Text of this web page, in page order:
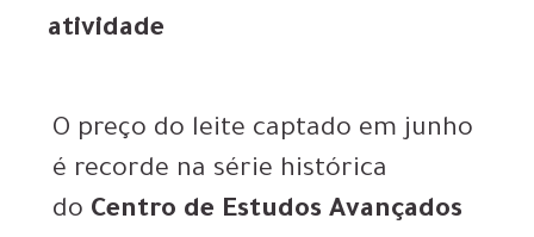
atividade
O preço do leite captado em junho
é recorde na série histórica
do Centro de Estudos Avançados